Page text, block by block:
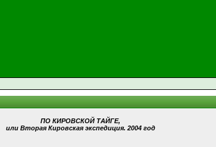
ПО КИРОВСКОЙ ТАЙГЕ,
или Вторая Кировская экспедиция. 2004 год